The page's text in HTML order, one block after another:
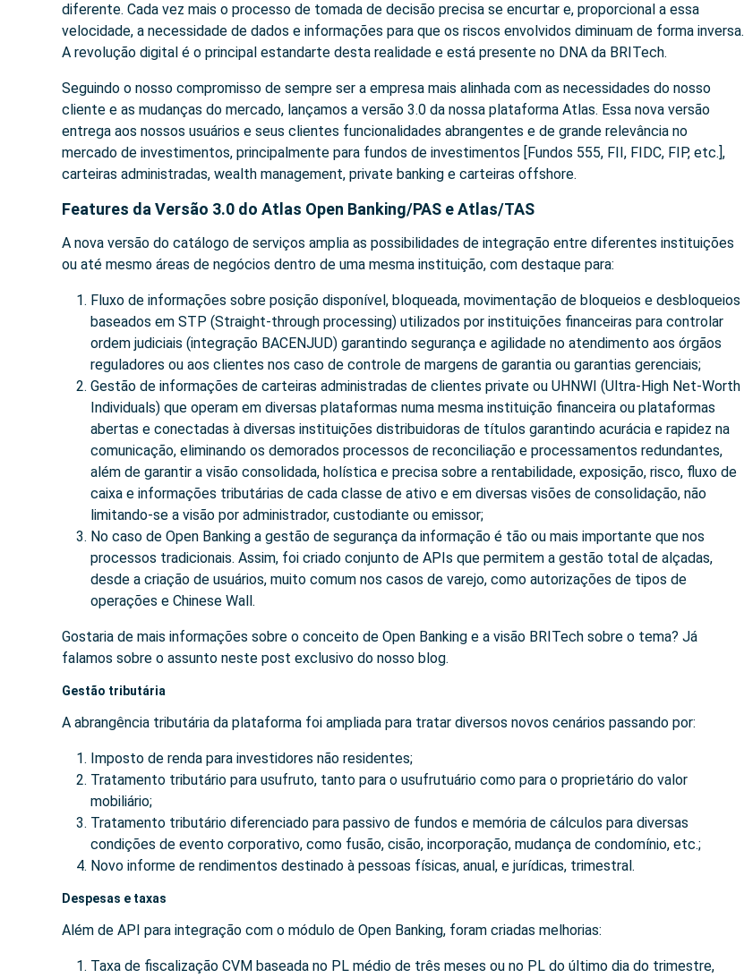
diferente. Cada vez mais o processo de tomada de decisão precisa se encurtar e, proporcional a essa
velocidade, a necessidade de dados e informações para que os riscos envolvidos diminuam de forma inversa.
A revolução digital é o principal estandarte desta realidade e está presente no DNA da BRITech.
Seguindo o nosso compromisso de sempre ser a empresa mais alinhada com as necessidades do nosso
cliente e as mudanças do mercado, lançamos a versão 3.0 da nossa plataforma Atlas. Essa nova versão
entrega aos nossos usuários e seus clientes funcionalidades abrangentes e de grande relevância no
mercado de investimentos, principalmente para fundos de investimentos [Fundos 555, FII, FIDC, FIP, etc.],
carteiras administradas, wealth management, private banking e carteiras offshore.
Features da Versão 3.0 do Atlas Open Banking/PAS e Atlas/TAS
A nova versão do catálogo de serviços amplia as possibilidades de integração entre diferentes instituições
ou até mesmo áreas de negócios dentro de uma mesma instituição, com destaque para:
Fluxo de informações sobre posição disponível, bloqueada, movimentação de bloqueios e desbloqueios
baseados em STP (Straight-through processing) utilizados por instituições financeiras para controlar
ordem judiciais (integração BACENJUD) garantindo segurança e agilidade no atendimento aos órgãos
reguladores ou aos clientes nos caso de controle de margens de garantia ou garantias gerenciais;
Gestão de informações de carteiras administradas de clientes private ou UHNWI (Ultra-High Net-Worth
Individuals) que operam em diversas plataformas numa mesma instituição financeira ou plataformas
abertas e conectadas à diversas instituições distribuidoras de títulos garantindo acurácia e rapidez na
comunicação, eliminando os demorados processos de reconciliação e processamentos redundantes,
além de garantir a visão consolidada, holística e precisa sobre a rentabilidade, exposição, risco, fluxo de
caixa e informações tributárias de cada classe de ativo e em diversas visões de consolidação, não
limitando-se a visão por administrador, custodiante ou emissor;
No caso de Open Banking a gestão de segurança da informação é tão ou mais importante que nos
processos tradicionais. Assim, foi criado conjunto de APIs que permitem a gestão total de alçadas,
desde a criação de usuários, muito comum nos casos de varejo, como autorizações de tipos de
operações e Chinese Wall.
Gostaria de mais informações sobre o conceito de Open Banking e a visão BRITech sobre o tema? Já
falamos sobre o assunto neste post exclusivo do nosso blog.
Gestão tributária
A abrangência tributária da plataforma foi ampliada para tratar diversos novos cenários passando por:
Imposto de renda para investidores não residentes;
Tratamento tributário para usufruto, tanto para o usufrutuário como para o proprietário do valor
mobiliário;
Tratamento tributário diferenciado para passivo de fundos e memória de cálculos para diversas
condições de evento corporativo, como fusão, cisão, incorporação, mudança de condomínio, etc.;
Novo informe de rendimentos destinado à pessoas físicas, anual, e jurídicas, trimestral.
Despesas e taxas
Além de API para integração com o módulo de Open Banking, foram criadas melhorias:
Taxa de fiscalização CVM baseada no PL médio de três meses ou no PL do último dia do trimestre,